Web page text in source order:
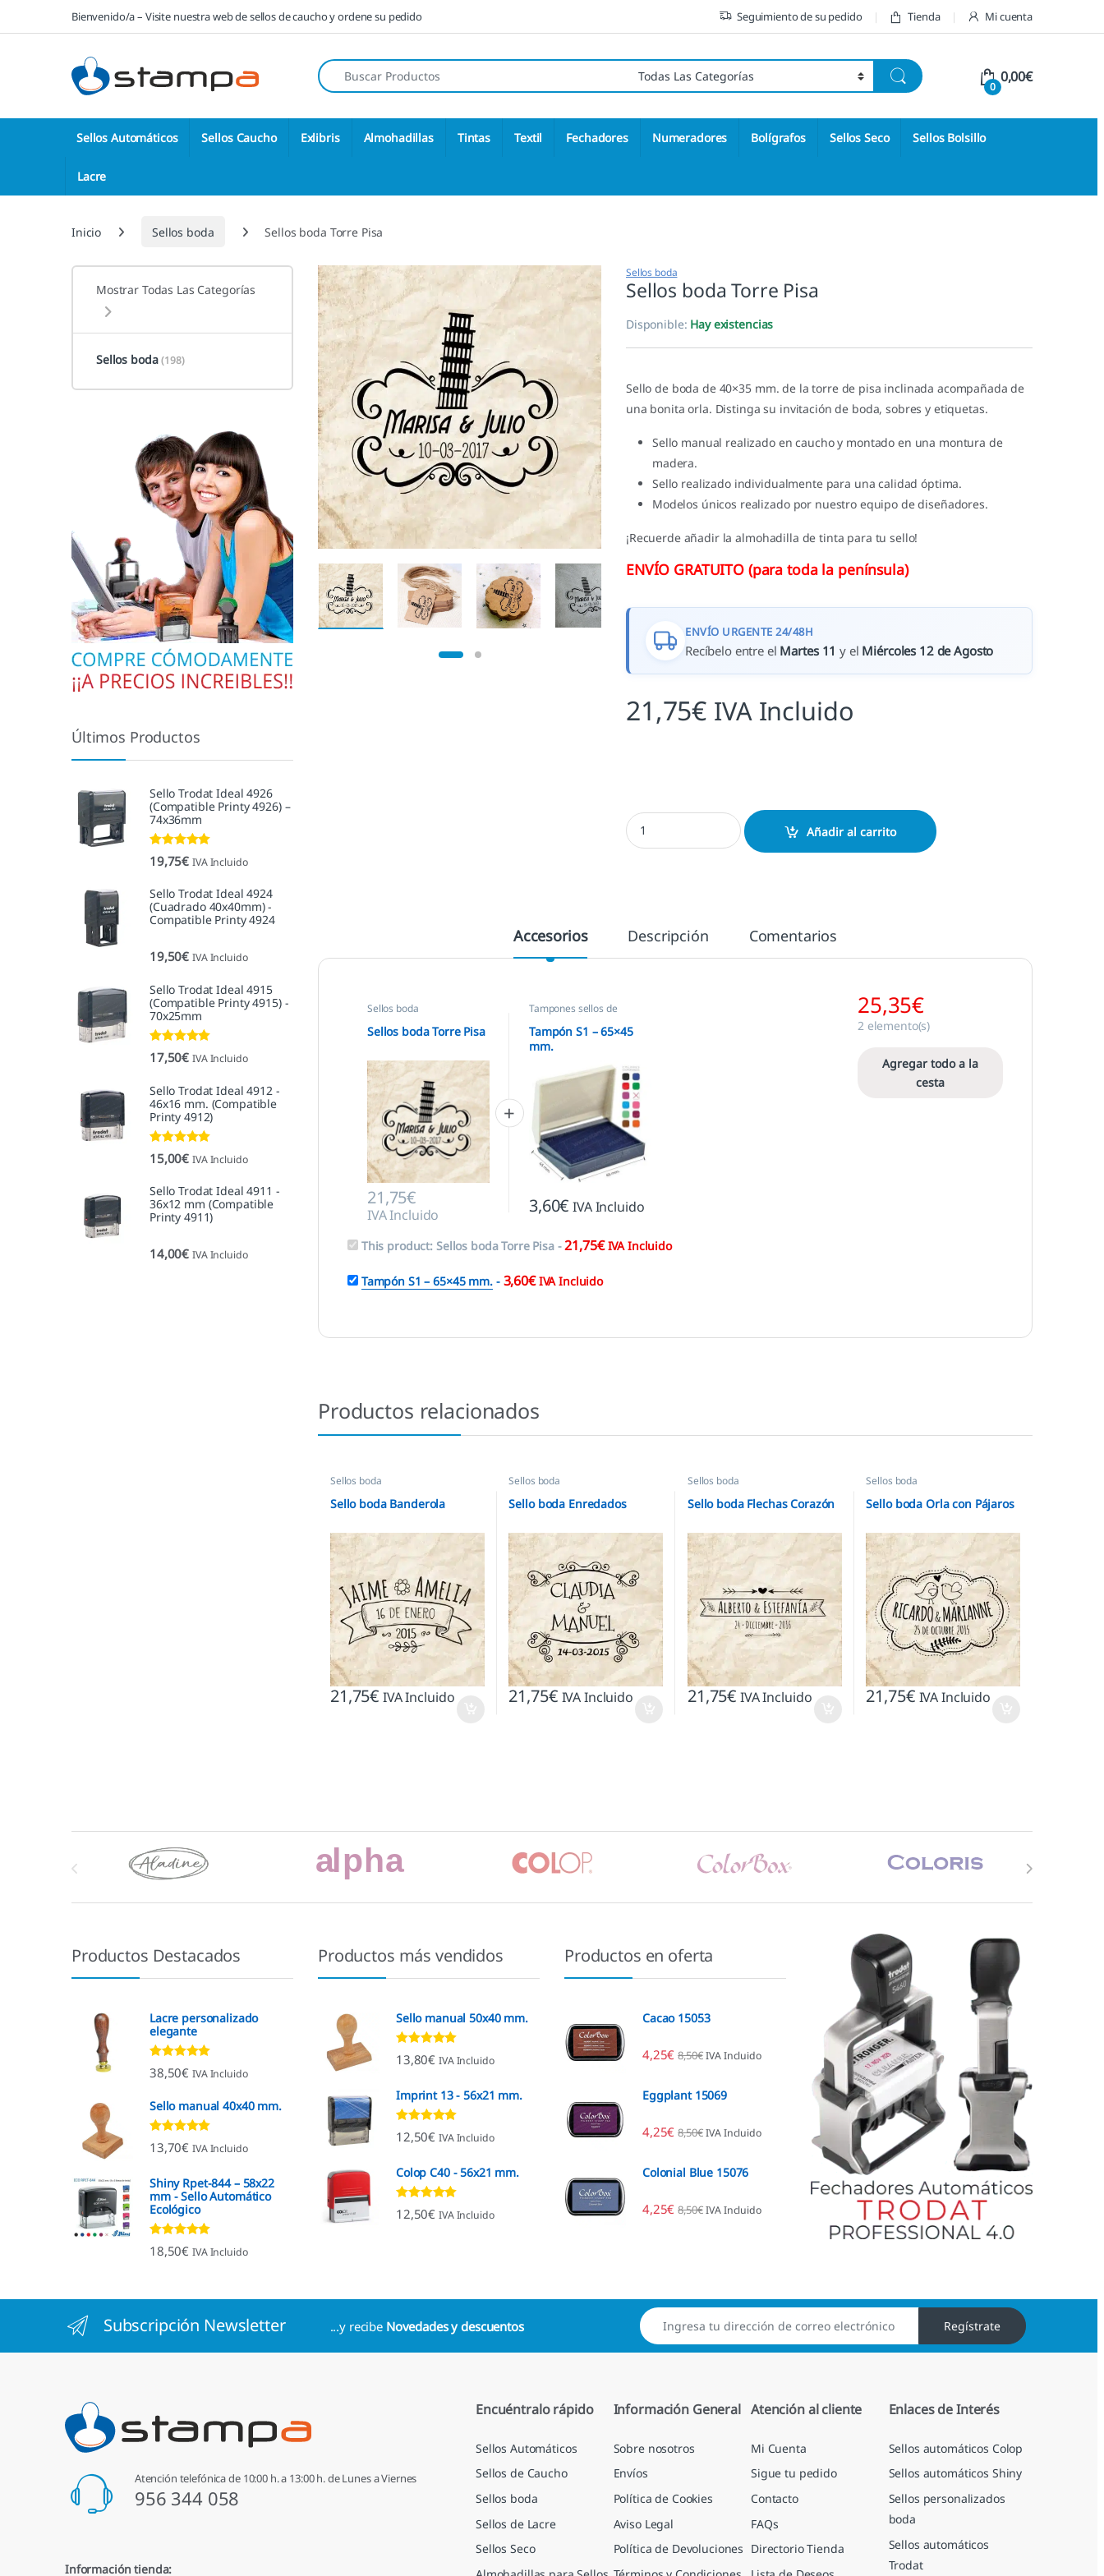
Saltar a la navegación
Saltar al contenidoBienvenido/a – Visite nuestra web de sellos de caucho y ordene su pedido Seguimiento de su pedido Tienda Mi cuenta
Búsqueda de:
0
0,00€
Sellos Automáticos Sellos Caucho Exlibris Almohadillas Tintas Textil Fechadores Numeradores Bolígrafos Sellos Seco Sellos Bolsillo
Lacre
Inicio Sellos boda Sellos boda Torre Pisa
Sellos boda
Sellos boda Torre Pisa
Disponible: Hay existencias
Sello de boda de 40×35 mm. de la torre de pisa inclinada acompañada de
una bonita orla. Distinga su invitación de boda, sobres y etiquetas.
Sello manual realizado en caucho y montado en una montura de
madera.
Sello realizado individualmente para una calidad óptima.
Modelos únicos realizado por nuestro equipo de diseñadores.
¡Recuerde añadir la almohadilla de tinta para tu sello!
ENVÍO GRATUITO (para toda la península)
ENVÍO URGENTE 24/48H
Recíbelo entre el Martes 11 y el Miércoles 12 de Agosto
21,75€ IVA Incluido
Sellos boda Torre Pisa cantidad
Añadir al carrito
Accesorios Descripción Comentarios
Sellos boda
Sellos boda Torre Pisa
21,75€
IVA Incluido
Tampones sellos de
caucho
Tampón S1 – 65×45
mm.
3,60€ IVA Incluido
This product: Sellos boda Torre Pisa-21,75€ IVA Incluido
Tampón S1 – 65×45 mm.- 3,60€ IVA Incluido
25,35€
2elemento(s)
Agregar todo a la
cesta
Productos relacionados
Sellos boda
Sello boda Banderola
21,75€ IVA Incluido
Sellos boda
Sello boda Enredados
21,75€ IVA Incluido
Sellos boda
Sello boda Flechas Corazón
21,75€ IVA Incluido
Sellos boda
Sello boda Orla con Pájaros
21,75€ IVA Incluido
Mostrar Todas Las Categorías
Sellos boda(198)
Últimos Productos
Sello Trodat Ideal 4926
(Compatible Printy 4926) –
74x36mm
Valorado con
5.00de 5
19,75€ IVA Incluido
Sello Trodat Ideal 4924
(Cuadrado 40x40mm) -
Compatible Printy 4924
19,50€ IVA Incluido
Sello Trodat Ideal 4915
(Compatible Printy 4915) -
70x25mm
Valorado con
5.00de 5
17,50€ IVA Incluido
Sello Trodat Ideal 4912 -
46x16 mm. (Compatible
Printy 4912)
Valorado con
5.00de 5
15,00€ IVA Incluido
Sello Trodat Ideal 4911 -
36x12 mm (Compatible
Printy 4911)
14,00€ IVA Incluido
Marcas De Carrusel
Productos Destacados
Lacre personalizado
elegante
Valorado con
4.92de 5
38,50€ IVA Incluido
Sello manual 40x40 mm.
Valorado con
4.96de 5
13,70€ IVA Incluido
Shiny Rpet-844 – 58x22
mm - Sello Automático
Ecológico
Valorado con
4.96de 5
18,50€ IVA Incluido
Productos más vendidos
Sello manual 50x40 mm.
Valorado con
4.80de 5
13,80€ IVA Incluido
Imprint 13 - 56x21 mm.
Valorado con
4.96de 5
12,50€ IVA Incluido
Colop C40 - 56x21 mm.
Valorado con
4.89de 5
12,50€ IVA Incluido
Productos en oferta
Cacao 15053
4,25€ 8,50€ IVA Incluido
Eggplant 15069
4,25€ 8,50€ IVA Incluido
Colonial Blue 15076
4,25€ 8,50€ IVA Incluido
Subscripción Newsletter ...y recibe Novedades y descuentos Regístrate
Atención telefónica de 10:00 h. a 13:00 h. de Lunes a Viernes
956 344 058
Información tienda:
Encuéntralo rápido
Sellos Automáticos
Sellos de Caucho
Sellos boda
Sellos de Lacre
Sellos Seco
Información General
Sobre nosotros
Envíos
Política de Cookies
Aviso Legal
Política de Devoluciones
Atención al cliente
Mi Cuenta
Sigue tu pedido
Contacto
FAQs
Directorio Tienda
Enlaces de Interés
Sellos automáticos Colop
Sellos automáticos Shiny
Sellos personalizados
boda
Sellos automáticos
Trodat